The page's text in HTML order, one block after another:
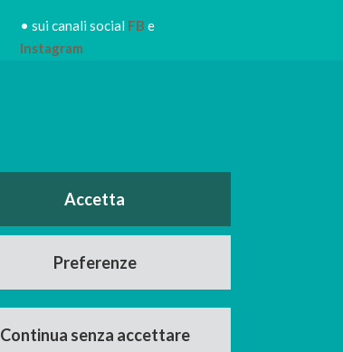
• sui canali social FB e
Instagram
FacebookInstagram
Preferenze
Continua senza accettare
Accetta